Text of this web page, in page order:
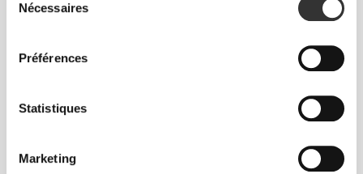
Nécessaires
Préférences
Statistiques
Marketing
Toutes nos claquettes sont dotées de semelles
souples et moulées qui aident tes pieds à rester en
place et ajoutent encore plus de confort à un amorti